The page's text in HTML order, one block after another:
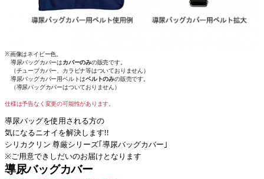
※画像はネイビー色。
導尿バッグカバーはカバーのみの販売です。
（チューブカバー、カラビナ等はついておりません）
導尿バッグカバー用ベルトはベルトのみの販売です。
（導尿バッグカバーはついておりません）
仕様は予告なく変更の可能性があります。
導尿バッグを使用される方の
気になるニオイを解決します!!
シリカクリン 尊厳シリーズ｢導尿バッグカバー｣
※ご用意できしだいのお届けとなります
導尿バッグカバー